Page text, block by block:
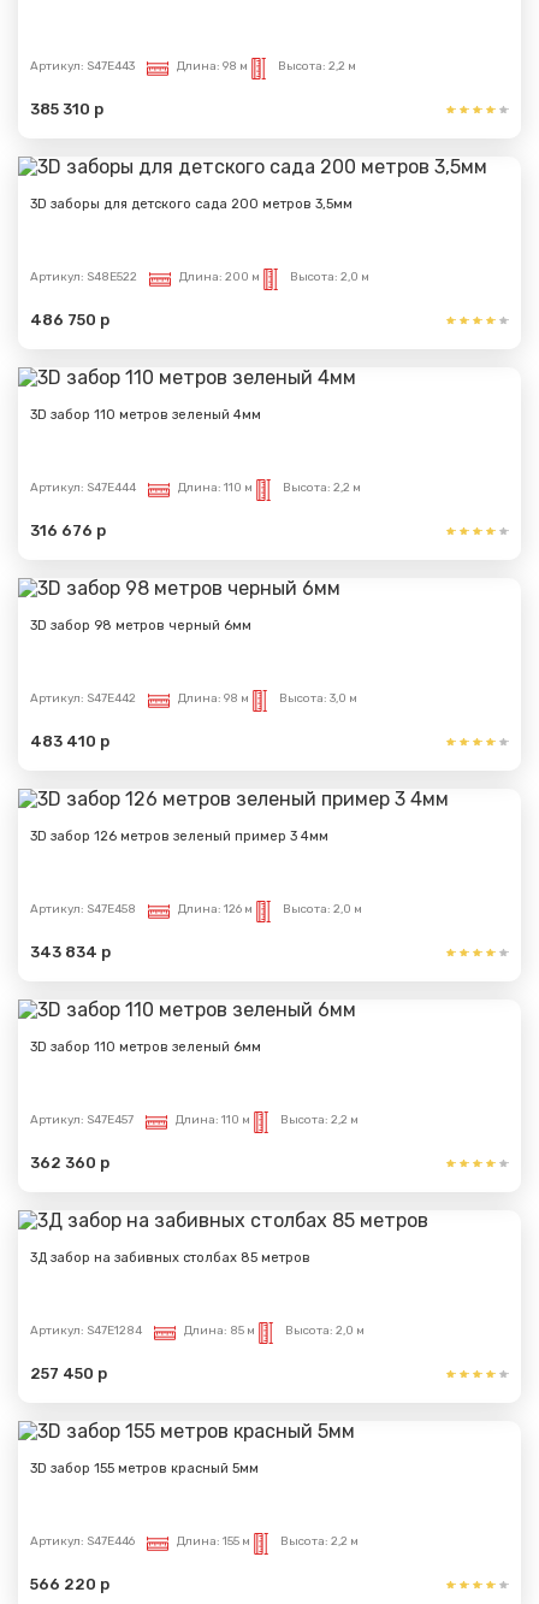
Артикул: S47E443 Длина: 98 м Высота: 2,2 м
385 310 р
3D заборы для детского сада 200 метров 3,5мм
Артикул: S48E522 Длина: 200 м Высота: 2,0 м
486 750 р
3D забор 110 метров зеленый 4мм
Артикул: S47E444 Длина: 110 м Высота: 2,2 м
316 676 р
3D забор 98 метров черный 6мм
Артикул: S47E442 Длина: 98 м Высота: 3,0 м
483 410 р
3D забор 126 метров зеленый пример 3 4мм
Артикул: S47E458 Длина: 126 м Высота: 2,0 м
343 834 р
3D забор 110 метров зеленый 6мм
Артикул: S47E457 Длина: 110 м Высота: 2,2 м
362 360 р
3Д забор на забивных столбах 85 метров
Артикул: S47E1284 Длина: 85 м Высота: 2,0 м
257 450 р
3D забор 155 метров красный 5мм
Артикул: S47E446 Длина: 155 м Высота: 2,2 м
566 220 р